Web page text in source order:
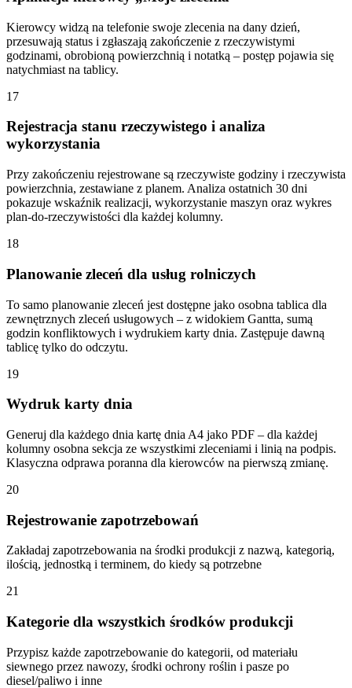
Kierowcy widzą na telefonie swoje zlecenia na dany dzień,
przesuwają status i zgłaszają zakończenie z rzeczywistymi
godzinami, obrobioną powierzchnią i notatką – postęp pojawia się
natychmiast na tablicy.
17
Rejestracja stanu rzeczywistego i analiza
wykorzystania
Przy zakończeniu rejestrowane są rzeczywiste godziny i rzeczywista
powierzchnia, zestawiane z planem. Analiza ostatnich 30 dni
pokazuje wskaźnik realizacji, wykorzystanie maszyn oraz wykres
plan-do-rzeczywistości dla każdej kolumny.
18
Planowanie zleceń dla usług rolniczych
To samo planowanie zleceń jest dostępne jako osobna tablica dla
zewnętrznych zleceń usługowych – z widokiem Gantta, sumą
godzin konfliktowych i wydrukiem karty dnia. Zastępuje dawną
tablicę tylko do odczytu.
19
Wydruk karty dnia
Generuj dla każdego dnia kartę dnia A4 jako PDF – dla każdej
kolumny osobna sekcja ze wszystkimi zleceniami i linią na podpis.
Klasyczna odprawa poranna dla kierowców na pierwszą zmianę.
20
Rejestrowanie zapotrzebowań
Zakładaj zapotrzebowania na środki produkcji z nazwą, kategorią,
ilością, jednostką i terminem, do kiedy są potrzebne
21
Kategorie dla wszystkich środków produkcji
Przypisz każde zapotrzebowanie do kategorii, od materiału
siewnego przez nawozy, środki ochrony roślin i pasze po
diesel/paliwo i inne